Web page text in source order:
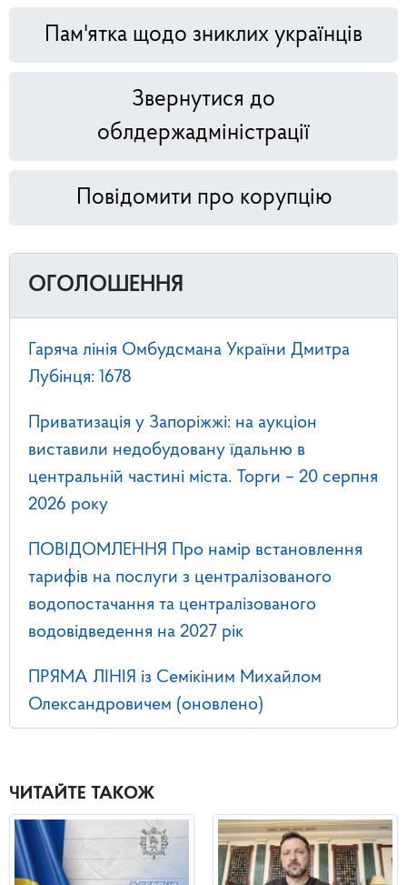
Пам'ятка щодо зниклих українців
Звернутися до
облдержадміністрації
Повідомити про корупцію
ОГОЛОШЕННЯ
Гаряча лінія Омбудсмана України Дмитра
Лубінця: 1678
Приватизація у Запоріжжі: на аукціон
виставили недобудовану їдальню в
центральній частині міста. Торги – 20 серпня
2026 року
ПОВІДОМЛЕННЯ Про намір встановлення
тарифів на послуги з централізованого
водопостачання та централізованого
водовідведення на 2027 рік
ПРЯМА ЛІНІЯ із Семікіним Михайлом
Олександровичем (оновлено)
ЧИТАЙТЕ ТАКОЖ